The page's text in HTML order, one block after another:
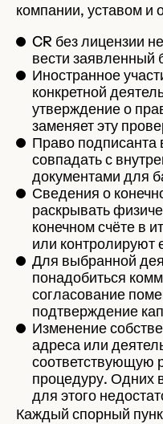
компании, уставом и
CR без лицензии
вести заявленный
Иностранное
конкретной
утверждение о
заменяет эту
Право подписанта
совпадать с
документами для
Сведения о
раскрывать
конечном счёте в
или контролируют
Для выбранной
понадобиться
согласование
подтверждение
Изменение
адреса или
соответствующую
процедуру. Одних
для этого
Каждый спорный